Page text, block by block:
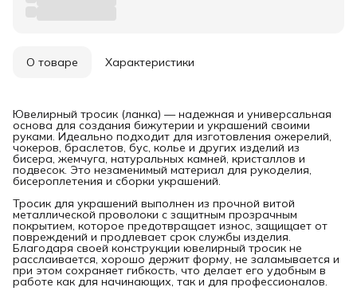
О товаре Характеристики
Ювелирный тросик (ланка) — надежная и универсальная
основа для создания бижутерии и украшений своими
руками. Идеально подходит для изготовления ожерелий,
чокеров, браслетов, бус, колье и других изделий из
бисера, жемчуга, натуральных камней, кристаллов и
подвесок. Это незаменимый материал для рукоделия,
бисероплетения и сборки украшений.
Тросик для украшений выполнен из прочной витой
металлической проволоки с защитным прозрачным
покрытием, которое предотвращает износ, защищает от
повреждений и продлевает срок службы изделия.
Благодаря своей конструкции ювелирный тросик не
расслаивается, хорошо держит форму, не заламывается и
при этом сохраняет гибкость, что делает его удобным в
работе как для начинающих, так и для профессионалов.